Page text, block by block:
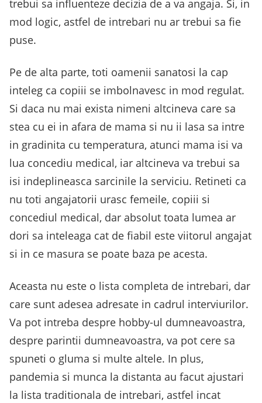
trebui sa influenteze decizia de a va angaja. Si, in
mod logic, astfel de intrebari nu ar trebui sa fie
puse.
Pe de alta parte, toti oamenii sanatosi la cap
inteleg ca copiii se imbolnavesc in mod regulat.
Si daca nu mai exista nimeni altcineva care sa
stea cu ei in afara de mama si nu ii lasa sa intre
in gradinita cu temperatura, atunci mama isi va
lua concediu medical, iar altcineva va trebui sa
isi indeplineasca sarcinile la serviciu. Retineti ca
nu toti angajatorii urasc femeile, copiii si
concediul medical, dar absolut toata lumea ar
dori sa inteleaga cat de fiabil este viitorul angajat
si in ce masura se poate baza pe acesta.
Aceasta nu este o lista completa de intrebari, dar
care sunt adesea adresate in cadrul interviurilor.
Va pot intreba despre hobby-ul dumneavoastra,
despre parintii dumneavoastra, va pot cere sa
spuneti o gluma si multe altele. In plus,
pandemia si munca la distanta au facut ajustari
la lista traditionala de intrebari, astfel incat